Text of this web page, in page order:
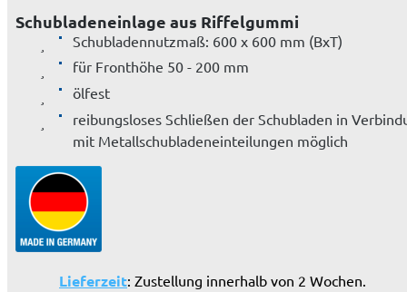
Schubladeneinlage aus Riffelgummi
Schubladennutzmaß: 600 x 600 mm (BxT)
für Fronthöhe 50 - 200 mm
ölfest
reibungsloses Schließen der Schubladen in
mit Metallschubladeneinteilungen möglich
Lieferzeit: Zustellung innerhalb von 2 Wochen.